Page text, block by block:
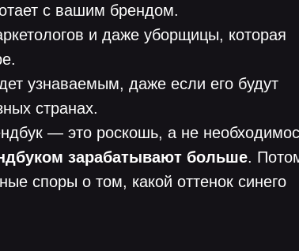
с вашим брендом.
и даже уборщицы, которая
узнаваемым, даже если его будут
странах.
— это роскошь, а не
зарабатывают больше.
споры о том, какой оттенок синего